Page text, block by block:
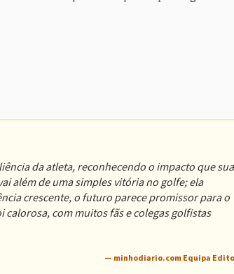
da atleta, reconhecendo o impacto que sua
além de uma simples vitória no golfe; ela
crescente, o futuro parece promissor para o
calorosa, com muitos fãs e colegas golfistas
— minhodiario.com Equipa